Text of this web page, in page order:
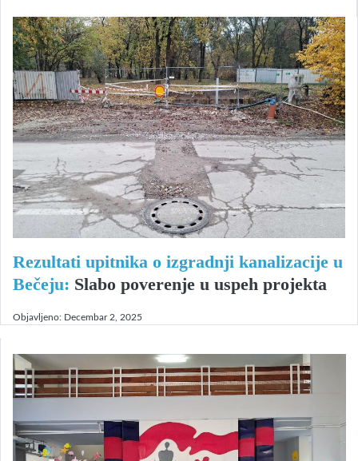
Rezultati upitnika o izgradnji kanalizacije u
Bečeju: Slabo poverenje u uspeh projekta
Objavljeno: Decembar 2, 2025